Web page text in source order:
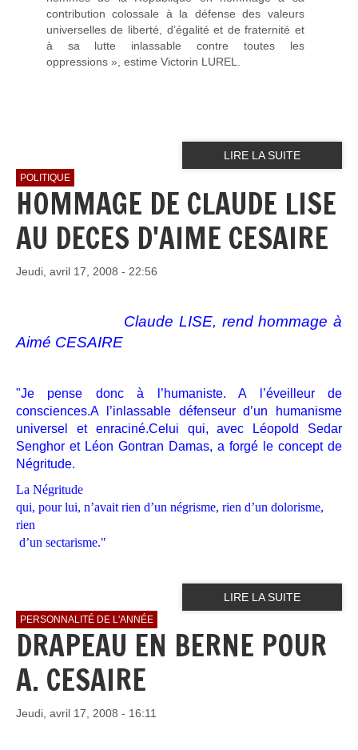
contribution colossale à la défense des valeurs
universelles de liberté, d’égalité et de fraternité et
à sa lutte inlassable contre toutes les
oppressions », estime Victorin LUREL.
LIRE LA SUITE
POLITIQUE
HOMMAGE DE CLAUDE LISE
AU DECES D'AIME CESAIRE
Jeudi, avril 17, 2008 - 22:56
Claude LISE, rend hommage à
Aimé CESAIRE
"Je pense donc à l’humaniste. A l’éveilleur de
consciences.A l’inlassable défenseur d’un humanisme
universel et enraciné.Celui qui, avec Léopold Sedar
Senghor et Léon Gontran Damas, a forgé le concept de
Négritude.
La Négritude
qui, pour lui, n’avait rien d’un négrisme, rien d’un dolorisme,
rien
d’un sectarisme."
LIRE LA SUITE
PERSONNALITÉ DE L'ANNÉE
DRAPEAU EN BERNE POUR
A. CESAIRE
Jeudi, avril 17, 2008 - 16:11